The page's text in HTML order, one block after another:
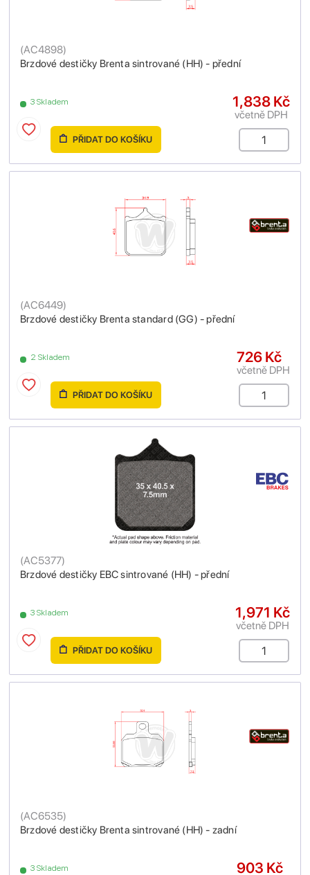
Brzdové destičky Brenta sintrované (HH) - přední
(AC4898)
3 Skladem 1,838 Kč
včetně DPH
PŘIDAT DO KOŠÍKU
Brzdové destičky Brenta standard (GG) - přední
(AC6449)
2 Skladem 726 Kč
včetně DPH
PŘIDAT DO KOŠÍKU
Brzdové destičky EBC sintrované (HH) - přední
(AC5377)
3 Skladem 1,971 Kč
včetně DPH
PŘIDAT DO KOŠÍKU
Brzdové destičky Brenta sintrované (HH) - zadní
(AC6535)
3 Skladem 903 Kč